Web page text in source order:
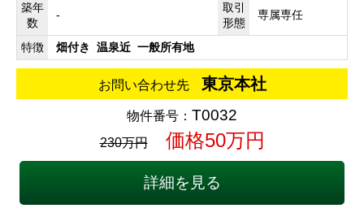
築年
数
-
取引
形態
専属専任
特徴 畑付き 温泉近 一般所有地
お問い合わせ先 東京本社
物件番号： T0032
230万円 価格50万円
詳細を見る